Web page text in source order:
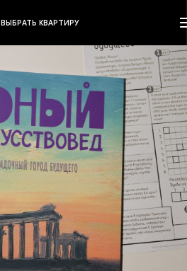
ВЫБРАТЬ КВАРТИРУ